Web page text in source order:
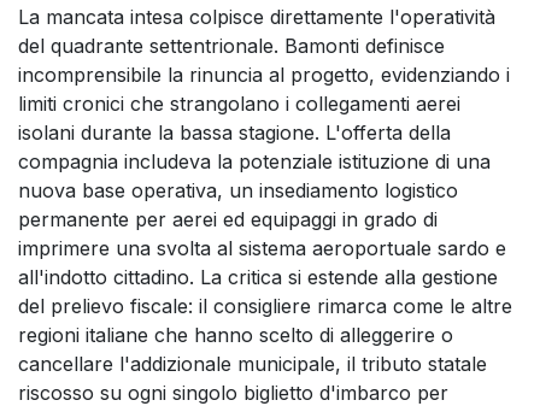
La mancata intesa colpisce direttamente l'operatività
del quadrante settentrionale. Bamonti definisce
incomprensibile la rinuncia al progetto, evidenziando i
limiti cronici che strangolano i collegamenti aerei
isolani durante la bassa stagione. L'offerta della
compagnia includeva la potenziale istituzione di una
nuova base operativa, un insediamento logistico
permanente per aerei ed equipaggi in grado di
imprimere una svolta al sistema aeroportuale sardo e
all'indotto cittadino. La critica si estende alla gestione
del prelievo fiscale: il consigliere rimarca come le altre
regioni italiane che hanno scelto di alleggerire o
cancellare l'addizionale municipale, il tributo statale
riscosso su ogni singolo biglietto d'imbarco per